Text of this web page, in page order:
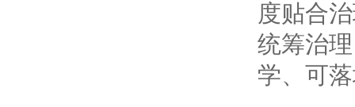
度贴合
统筹治
学、可